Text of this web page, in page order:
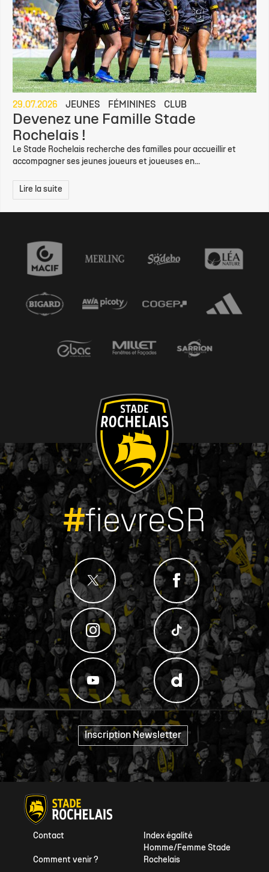
29.07.2026 JEUNES FÉMININES CLUB
Devenez une Famille Stade
Rochelais !
Le Stade Rochelais recherche des familles pour accueillir et
accompagner ses jeunes joueurs et joueuses en...
Lire la suite
#fievreSR
Inscription Newsletter "
Index égalité
Homme/Femme Stade
Rochelais
Contact
Comment venir ?